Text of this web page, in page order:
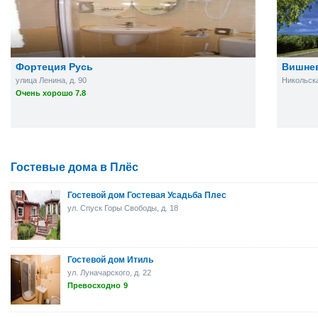
Фортеция Русь
улица Ленина, д. 90
Очень хорошо 7.8
Гостевые дома в Плёс
Гостевой дом Гостевая Усадьба Плес
ул. Спуск Горы Свободы, д. 18
Гостевой дом Итиль
ул. Луначарского, д. 22
Превосходно 9